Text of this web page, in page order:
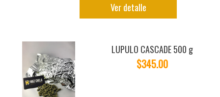
Ver detalle
LUPULO CASCADE 500 g
$345.00